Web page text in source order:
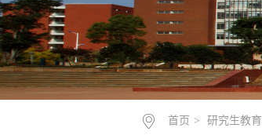
首页 > 研究生教育